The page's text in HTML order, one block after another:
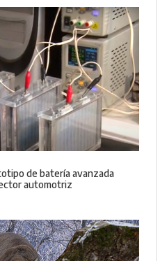
de batería avanzada
automotriz